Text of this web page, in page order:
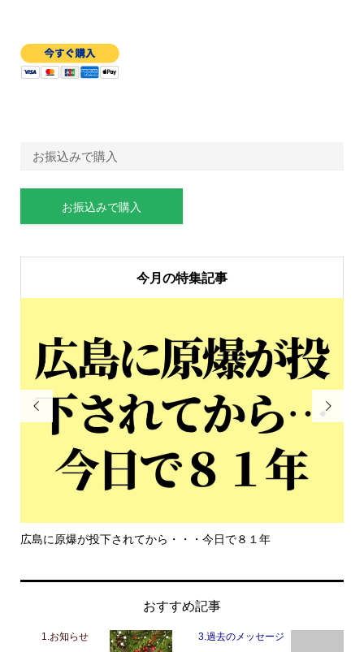
お振込みで購入
お振込みで購入
今月の特集記事

島に原爆が投下されてから・・・今日で８１年

おすすめ記事
1.お知らせ 3.過去のメッセージ